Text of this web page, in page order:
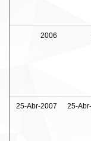
2006
25-Abr-2007 25-